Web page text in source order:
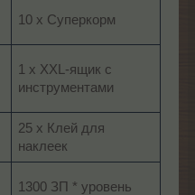
10 х Суперкорм
1 х XXL-ящик с
инструментами
25 х Клей для
наклеек
1300 ЗП * уровень